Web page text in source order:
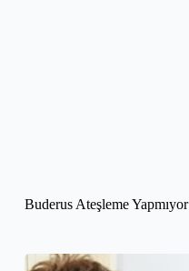
Buderus Ateşleme Yapmıyor